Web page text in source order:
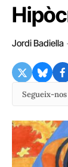
Jordi Badiella
Segueix-nos